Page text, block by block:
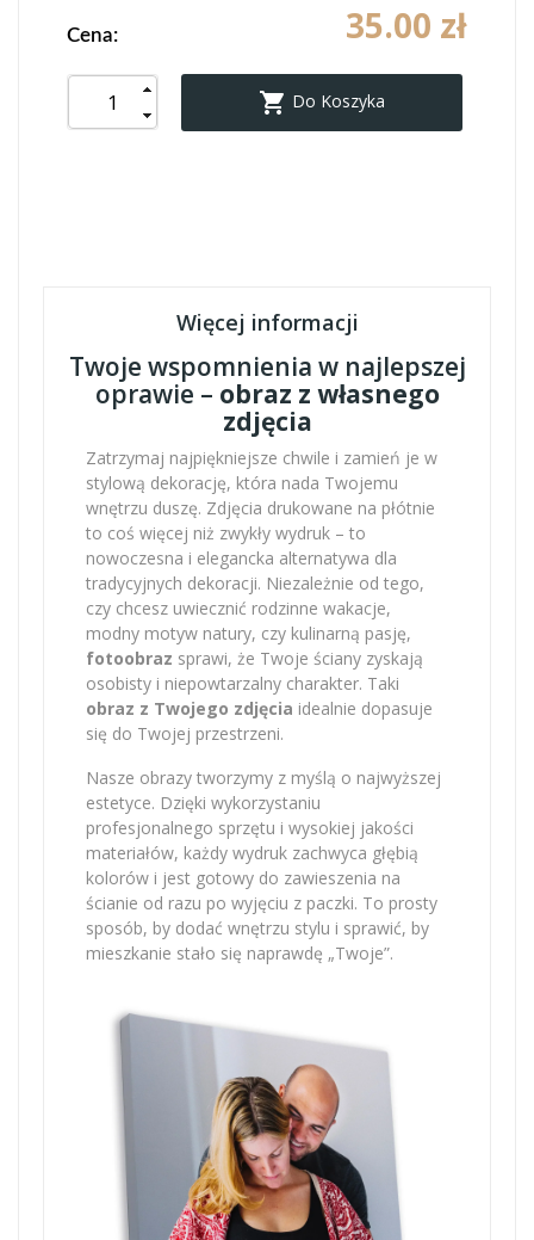
Cena: 35.00 zł
 Do Koszyka
Więcej informacji
Twoje wspomnienia w najlepszej
oprawie – obraz z własnego
zdjęcia
Zatrzymaj najpiękniejsze chwile i zamień je w
stylową dekorację, która nada Twojemu
wnętrzu duszę. Zdjęcia drukowane na płótnie
to coś więcej niż zwykły wydruk – to
nowoczesna i elegancka alternatywa dla
tradycyjnych dekoracji. Niezależnie od tego,
czy chcesz uwiecznić rodzinne wakacje,
modny motyw natury, czy kulinarną pasję,
fotoobraz sprawi, że Twoje ściany zyskają
osobisty i niepowtarzalny charakter. Taki
obraz z Twojego zdjęcia idealnie dopasuje
się do Twojej przestrzeni.
Nasze obrazy tworzymy z myślą o najwyższej
estetyce. Dzięki wykorzystaniu
profesjonalnego sprzętu i wysokiej jakości
materiałów, każdy wydruk zachwyca głębią
kolorów i jest gotowy do zawieszenia na
ścianie od razu po wyjęciu z paczki. To prosty
sposób, by dodać wnętrzu stylu i sprawić, by
mieszkanie stało się naprawdę „Twoje”.